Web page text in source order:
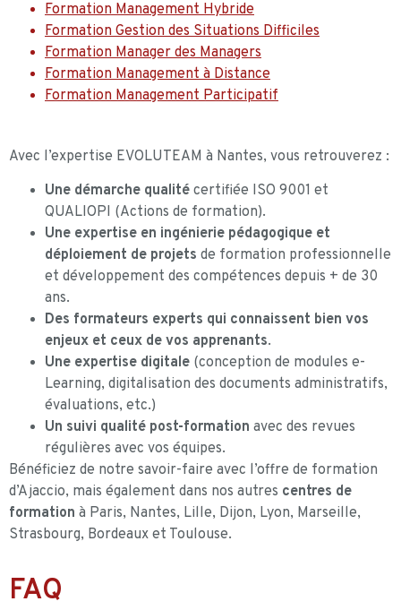
Formation Management Hybride
Formation Gestion des Situations Difficiles
Formation Manager des Managers
Formation Management à Distance
Formation Management Participatif
Avec l’expertise EVOLUTEAM à Nantes, vous retrouverez :
Une démarche qualité certifiée ISO 9001 et
QUALIOPI (Actions de formation).
Une expertise en ingénierie pédagogique et
déploiement de projets de formation professionnelle
et développement des compétences depuis + de 30
ans.
Des formateurs experts qui connaissent bien vos
enjeux et ceux de vos apprenants.
Une expertise digitale (conception de modules e-
Learning, digitalisation des documents administratifs,
évaluations, etc.)
Un suivi qualité post-formation avec des revues
régulières avec vos équipes.
Bénéficiez de notre savoir-faire avec l’offre de formation
d’Ajaccio, mais également dans nos autres centres de
formation à Paris, Nantes, Lille, Dijon, Lyon, Marseille,
Strasbourg, Bordeaux et Toulouse.
FAQ